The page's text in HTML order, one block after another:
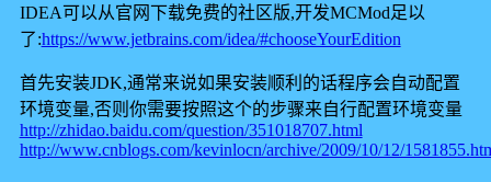
IDEA可以从官网下载免费的社区版,开发MCMod足以
了:https://www.jetbrains.com/idea/#chooseYourEdition
首先安装JDK,通常来说如果安装顺利的话程序会自动配置
环境变量,否则你需要按照这个的步骤来自行配置环境变量
http://zhidao.baidu.com/question/351018707.html
http://www.cnblogs.com/kevinlocn/archive/2009/10/12/